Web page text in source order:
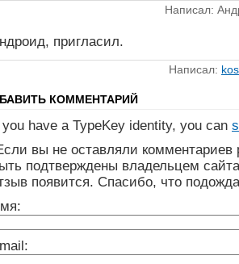
Написал:
пригласил.
Написал:
КОММЕНТАРИЙ
have a TypeKey identity, you can
вы не оставляли
подтверждены владельцем
появится. Спасибо, что